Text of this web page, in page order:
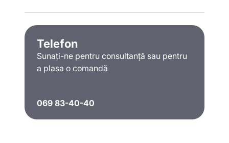
Telefon
Sunați-ne pentru consultanță sau pentru
a plasa o comandă
069 83-40-40